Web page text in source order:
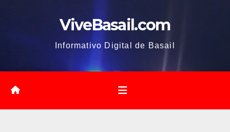
ViveBasail.com
Informativo Digital de Basail